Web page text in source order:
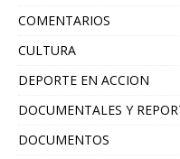
COMENTARIOS
CULTURA
DEPORTE EN ACCION
DOCUMENTALES Y
DOCUMENTOS